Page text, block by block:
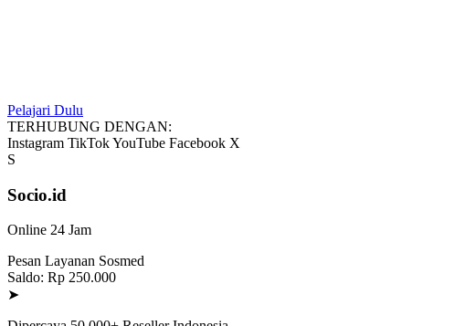
Pelajari Dulu
TERHUBUNG DENGAN:
Instagram TikTokYouTube Facebook X
S
Socio.id
Online 24 Jam
Pesan Layanan Sosmed
Saldo: Rp 250.000
➤